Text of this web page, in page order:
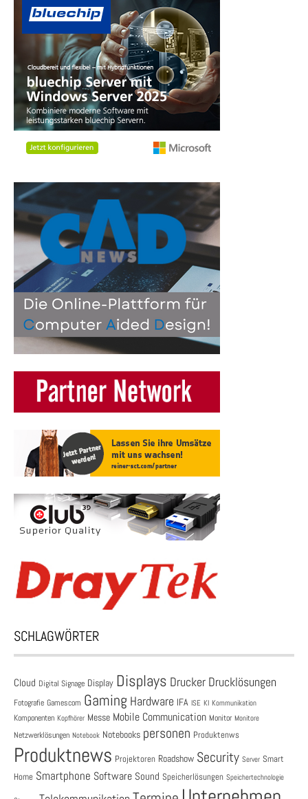
SCHLAGWÖRTER
Cloud Digital Signage Display Displays Drucker Drucklösungen
Fotografie Gamescom Gaming Hardware IFA ISE KI Kommunikation
Komponenten Kopfhörer Messe Mobile Communication Monitor Monitore
Netzwerklösungen Notebook Notebooks personen Produktenws
Produktnews Projektoren Roadshow Security Server Smart
Home Smartphone Software Sound Speicherlösungen Speichertechnologie